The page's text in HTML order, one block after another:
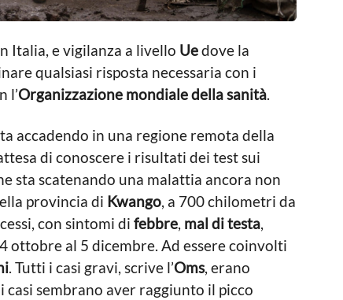
Italia, e vigilanza a livello Uedove la
qualsiasi risposta necessaria con i
l’Organizzazione mondiale della sanità.
accadendo in una regione remota della
di conoscere i risultati dei test sui
sta scatenando una malattia ancora non
provincia di Kwango, a 700 chilometri da
con sintomi di febbre, mal di testa,
ottobre al 5 dicembre. Ad essere coinvolti
. Tutti i casi gravi, scrive l’Oms, erano
casi sembrano aver raggiunto il picco